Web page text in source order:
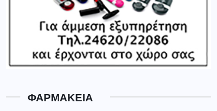
ΦΑΡΜΑΚΕΙΑ